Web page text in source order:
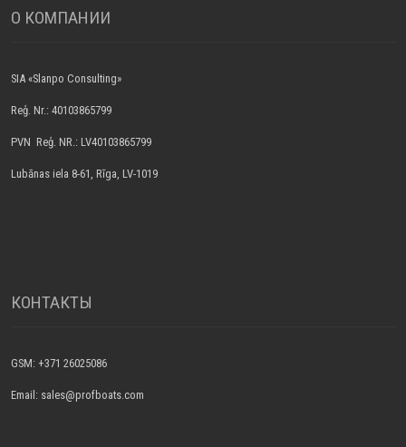
О КОМПАНИИ
SIA «Slanpo Consulting»
Reģ. Nr.: 40103865799
PVN Reģ. NR.: LV40103865799
Lubānas iela 8-61, Rīga, LV-1019
КОНТАКТЫ
GSM: +371 26025086
Email: sales@profboats.com